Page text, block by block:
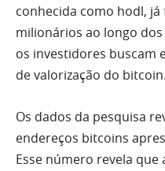
conhecida como hodl,
milionários ao longo
os investidores buscam
de valorização do bitcoin.
Os dados da pesquisa
endereços bitcoins
Esse número revela